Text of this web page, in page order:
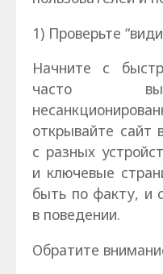
1) Проверьте
Начните с
часто
открывайте сайт
с разных
и ключевые
быть по факту, и
в поведении.
Обратите